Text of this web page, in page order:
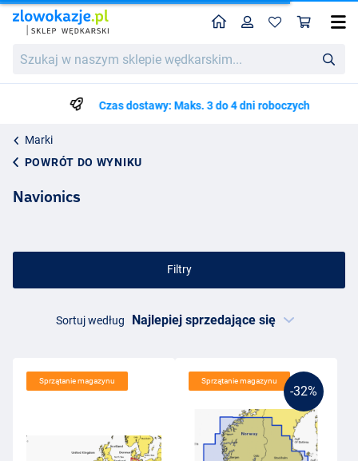
w
wędkarskim...
HomeProfil
Czas dostawy: Maks. 3 do 4 dni roboczych
Marki
POWRÓT DO WYNIKU
Navionics
Filtry
Sortuj według
Sprzątanie magazynu
-32%
Sprzątanie magazynu